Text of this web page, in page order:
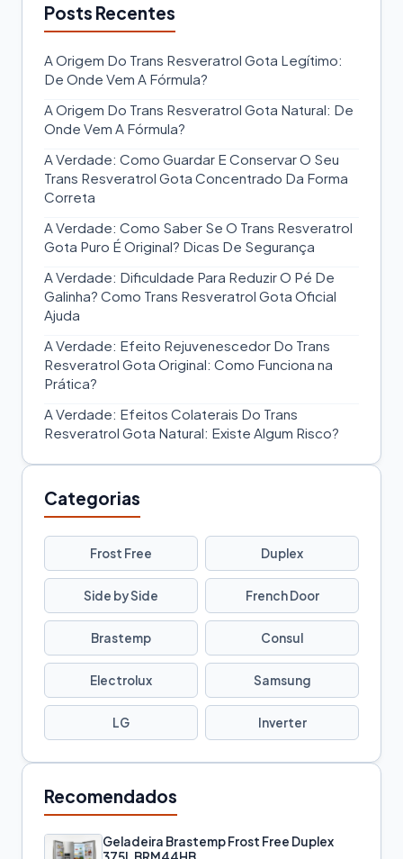
Posts Recentes
A Origem Do Trans Resveratrol Gota Legítimo:
De Onde Vem A Fórmula?
A Origem Do Trans Resveratrol Gota Natural: De
Onde Vem A Fórmula?
A Verdade: Como Guardar E Conservar O Seu
Trans Resveratrol Gota Concentrado Da Forma
Correta
A Verdade: Como Saber Se O Trans Resveratrol
Gota Puro É Original? Dicas De Segurança
A Verdade: Dificuldade Para Reduzir O Pé De
Galinha? Como Trans Resveratrol Gota Oficial
Ajuda
A Verdade: Efeito Rejuvenescedor Do Trans
Resveratrol Gota Original: Como Funciona na
Prática?
A Verdade: Efeitos Colaterais Do Trans
Resveratrol Gota Natural: Existe Algum Risco?
Categorias
Frost Free Duplex
Side by Side French Door
Brastemp Consul
Electrolux Samsung
LG Inverter
Recomendados
Geladeira Brastemp Frost Free Duplex